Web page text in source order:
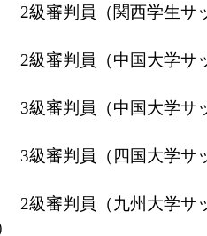
審判員（関西学生サ
審判員（中国大学サッ
審判員（中国大学サッ
審判員（四国大学サッ
審判員（九州大学サッ